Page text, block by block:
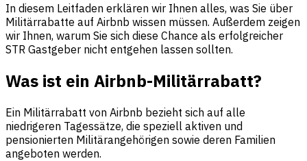
In diesem Leitfaden erklären wir Ihnen alles, was Sie über
Militärrabatte auf Airbnb wissen müssen. Außerdem zeigen
wir Ihnen, warum Sie sich diese Chance als erfolgreicher
STR Gastgeber nicht entgehen lassen sollten.
Was ist ein Airbnb-Militärrabatt?
Ein Militärrabatt von Airbnb bezieht sich auf alle
niedrigeren Tagessätze, die speziell aktiven und
pensionierten Militärangehörigen sowie deren Familien
angeboten werden.